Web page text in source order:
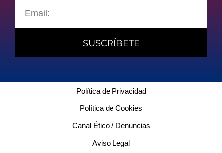
SUSCRÍBETE
Política de Privacidad
Política de Cookies
Canal Ético / Denuncias
Aviso Legal